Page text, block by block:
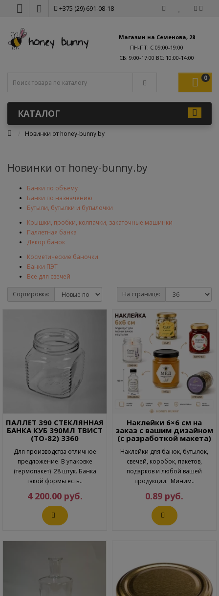
+375 (29) 691-08-18
Магазин на Семенова, 28
ПН-ПТ: С 09:00-19:00
0
КАТАЛОГ
Новинки от honey-bunny.by
Новинки от honey-bunny.by
Банки по объему
Банки по назначению
Бутыли, бутылки и бутылочки
Крышки, пробки, колпачки, закаточные машинки
Паллетная банка
Декор банок
Косметические баночки
Банки ПЭТ
Все для свечей
Сортировка: На странице:
ПАЛЛЕТ 390 СТЕКЛЯННАЯ
БАНКА КУБ 390МЛ ТВИСТ
(ТО-82) 3360
Для производства отличное
предложение. В упаковке
(термопакет) 28 штук. Банка
такой формы есть..
4 200.00 руб.
Наклейки 6×6 см на
заказ с вашим дизайном
(с разработкой макета)
Наклейки для банок, бутылок,
свечей, коробок, пакетов,
подарков и любой вашей
продукции. Миним..
0.89 руб.